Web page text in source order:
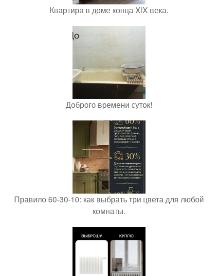
Квартира в доме конца XIX века.
Доброго времени суток!
Правило 60-30-10: как выбрать три цвета для любой
комнаты.